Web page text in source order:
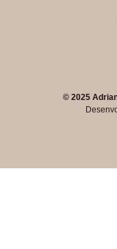
© 2025